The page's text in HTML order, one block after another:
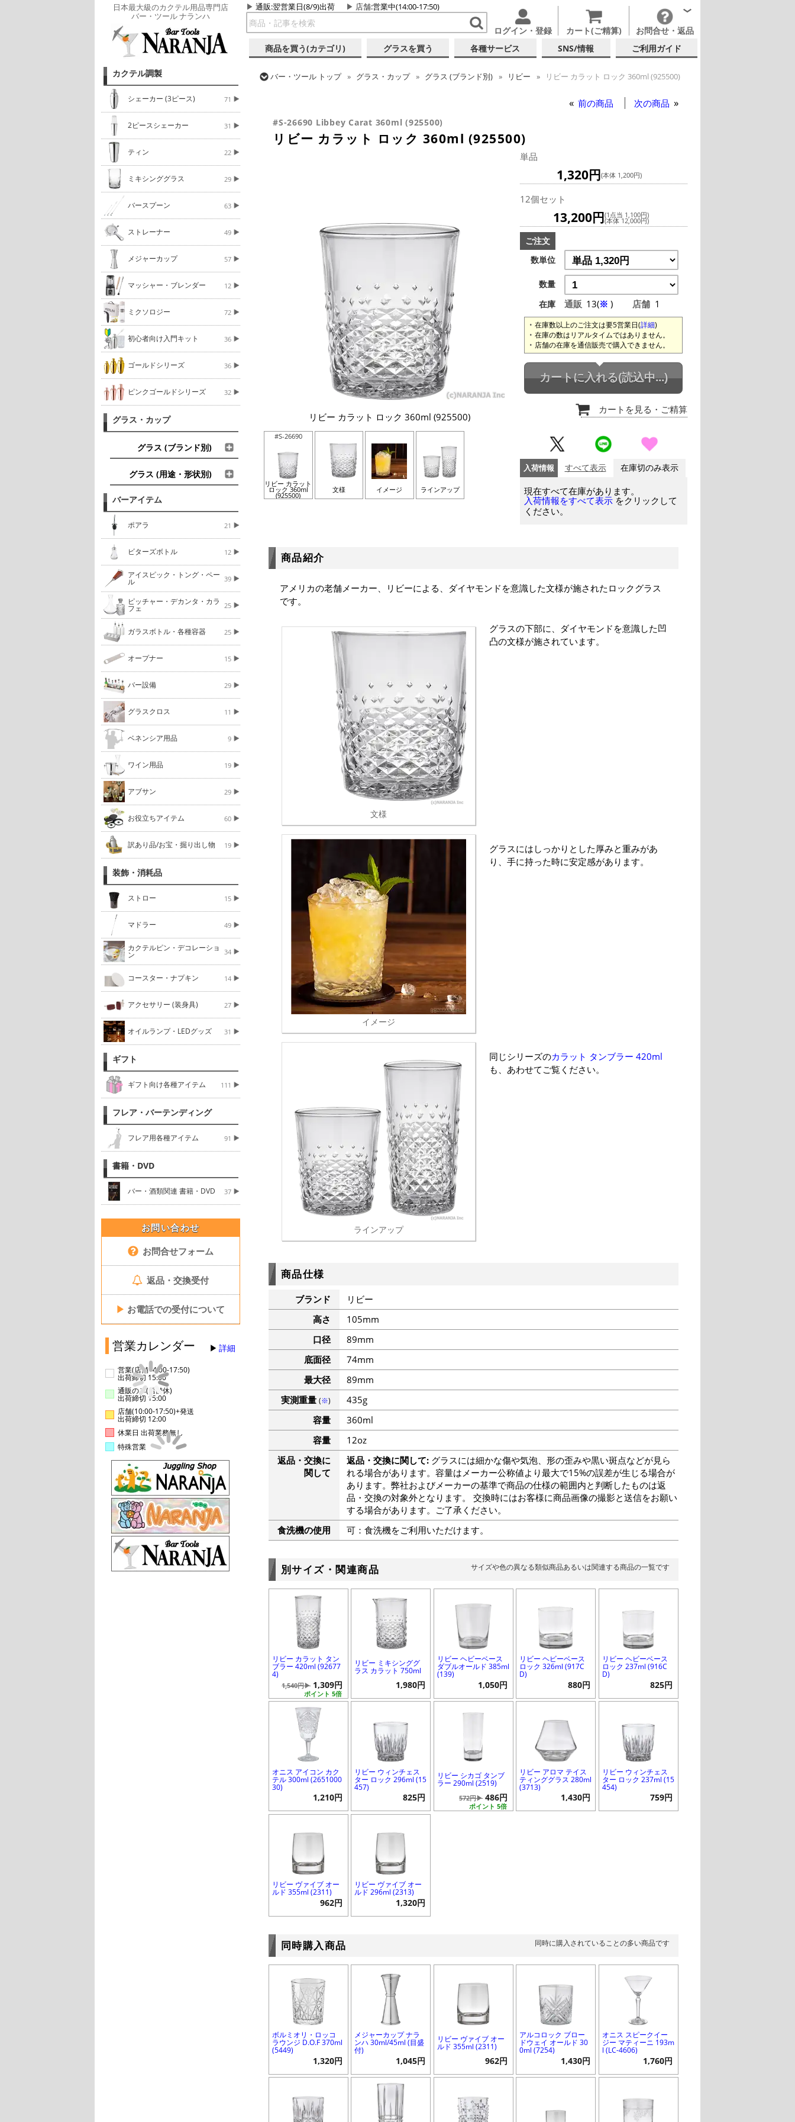
日本最大級のカクテル用品専門店
バー・ツール ナランハ
通販:翌営業日(8/9)出荷 店舗:営業中(14:00-17:50)
ログイン・登録 カート(ご精算) お問合せ・返品
商品を買う(カテゴリ) グラスを買う 各種サービス SNS/情報 ご利用ガイド
カクテル調製
シェーカー (3ピース) 71
2ピースシェーカー 31
ティン 22
ミキシンググラス 29
バースプーン 63
ストレーナー 49
メジャーカップ 57
マッシャー・ブレンダー 12
ミクソロジー 72
初心者向け入門キット 36
ゴールドシリーズ 36
ピンクゴールドシリーズ 32
グラス・カップ
グラス (ブランド別)
グラス (用途・形状別)
バーアイテム
ポアラ 21
ビターズボトル 12
アイスピック・トング・ペー
ル 39
ピッチャー・デカンタ・カラ
フェ 25
ガラスボトル・各種容器 25
オープナー 15
バー設備 29
グラスクロス 11
ベネンシア用品 9
ワイン用品 19
アブサン 29
お役立ちアイテム 60
訳あり品/お宝・掘り出し物 19
装飾・消耗品
ストロー 15
マドラー 49
カクテルピン・デコレーショ
ン 34
コースター・ナプキン 14
アクセサリー (装身具) 27
オイルランプ・LEDグッズ 31
ギフト
ギフト向け各種アイテム 111
フレア・バーテンディング
フレア用各種アイテム 91
書籍・DVD
バー・酒類関連 書籍・DVD 37
お問い合わせ
お問合せフォーム
返品・交換受付
▶ お電話での受付について
営業カレンダー 詳細
営業(店舗14:00-17:50)
出荷締切 15:00
通販のみ(店舗休)
出荷締切 15:00
店舗(10:00-17:50)+発送
出荷締切 12:00
休業日 出荷業務無し
特殊営業
バー・ツール トップ グラス・カップ グラス (ブランド別) リビー
リビー カラット ロック 360ml (925500)
前の商品 次の商品
#S-26690 Libbey Carat 360ml (925500)
リビー カラット ロック 360ml (925500)
リビー カラット ロック 360ml (925500)
#S-26690
リビー カラット
ロック 360ml
(925500)
文様 イメージ ラインアップ
単品
1,320円(本体 1,200円)
12個セット
13,200円(1点当 1,100円)
(本体 12,000円)
ご注文
数単位
数量
在庫
通販 13(※ ) 店舗 1
在庫数以上のご注文は要5営業日(詳細)
在庫の数はリアルタイムではありません。
店舗の在庫を通信販売で購入できません。
カートに入れる(読込中...)
カートを見る ・ご精算
入荷情報 すべて表示 在庫切のみ表示
現在すべて在庫があります。
入荷情報をすべて表示 をクリックして
ください。
商品紹介
アメリカの老舗メーカー、リビーによる、ダイヤモンドを意識した文様が施されたロックグラス
です。
文様
グラスの下部に、ダイヤモンドを意識した凹
凸の文様が施されています。
イメージ
グラスにはしっかりとした厚みと重みがあ
り、手に持った時に安定感があります。
ラインアップ
同じシリーズのカラット タンブラー 420ml
も、あわせてご覧ください。
商品仕様
ブランド
リビー
高さ
105mm
口径
89mm
底面径
74mm
最大径
89mm
実測重量 (※)
435g
容量
360ml
容量
12oz
返品・交換に
関して
返品・交換に関して:グラスには細かな傷や気泡、形の歪みや黒い斑点などが見ら
れる場合があります。容量はメーカー公称値より最大で15%の誤差が生じる場合が
あります。弊社およびメーカーの基準で商品の仕様の範囲内と判断したものは返
品・交換の対象外となります。 交換時にはお客様に商品画像の撮影と送信をお願い
する場合があります。ご了承ください。
食洗機の使用
可：食洗機をご利用いただけます。
別サイズ・関連商品 サイズや色の異なる類似商品あるいは関連する商品の一覧です
リビー カラット タン
ブラー 420ml (92677
4)
ポイント 5倍
1,540円▶ 1,309円
リビー ミキシンググ
ラス カラット 750ml
1,980円
リビー ヘビーベース
ダブルオールド 385ml
(139)
1,050円
リビー ヘビーベース
ロック 326ml (917C
D)
880円
リビー ヘビーベース
ロック 237ml (916C
D)
825円
オニス アイコン カク
テル 300ml (2651000
30)
1,210円
リビー ウィンチェス
ター ロック 296ml (15
457)
825円
リビー シカゴ タンブ
ラー 290ml (2519)
ポイント 5倍
572円▶ 486円
リビー アロマ テイス
ティンググラス 280ml
(3713)
1,430円
リビー ウィンチェス
ター ロック 237ml (15
454)
759円
リビー ヴァイブ オー
ルド 355ml (2311)
962円
リビー ヴァイブ オー
ルド 296ml (2313)
1,320円
同時購入商品 同時に購入されていることの多い商品です
ボルミオリ・ロッコ
ラウンジ D.O.F 370ml
(5449)
1,320円
メジャーカップ ナラ
ンハ 30ml/45ml (目盛
付)
1,045円
リビー ヴァイブ オー
ルド 355ml (2311)
962円
アルコロック ブロー
ドウェイ オールド 30
0ml (7254)
1,430円
オニス スピークイー
ジー マティーニ 193m
l (LC-4606)
1,760円